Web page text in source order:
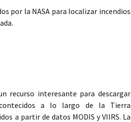
por la NASA para localizar incendios
recurso interesante para descargar
a lo largo de la Tierra
a partir de datos MODIS y VIIRS. La